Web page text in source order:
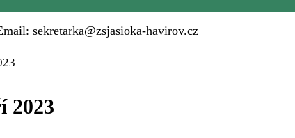
sekretarka@zsjasioka-havirov.cz
2023